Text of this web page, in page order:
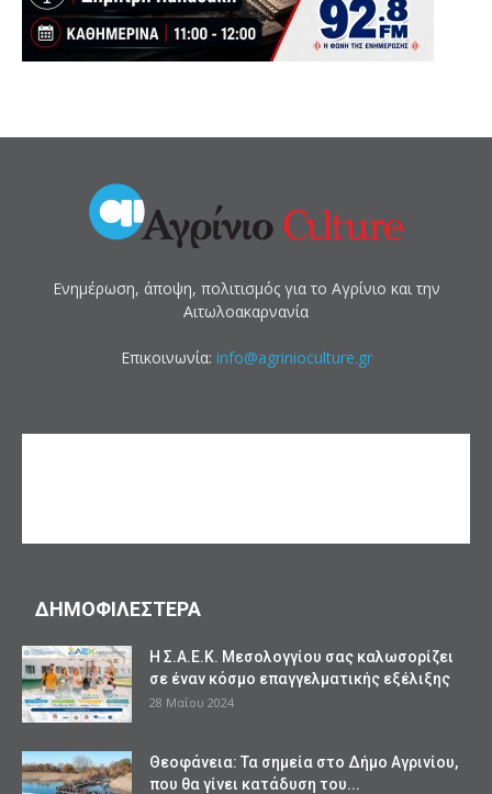
Ενημέρωση, άποψη, πολιτισμός για το Αγρίνιο και την
Αιτωλοακαρνανία
Επικοινωνία: info@agrinioculture.gr
ΔΗΜΟΦΙΛΕΣΤΕΡΑ
Η Σ.Α.Ε.Κ. Μεσολογγίου σας καλωσορίζει
σε έναν κόσμο επαγγελματικής εξέλιξης
28 Μαΐου 2024
Θεοφάνεια: Τα σημεία στο Δήμο Αγρινίου,
που θα γίνει κατάδυση του...